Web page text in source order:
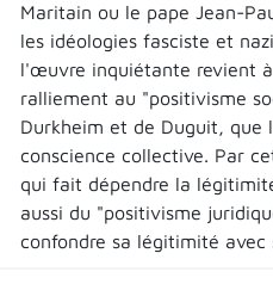
Maritain ou le pape Jean-
les idéologies fasciste et
l'œuvre inquiétante revient
ralliement au "positivisme
Durkheim et de Duguit,
conscience collective. Par
qui fait dépendre la
aussi du "positivisme
confondre sa légitimité avec